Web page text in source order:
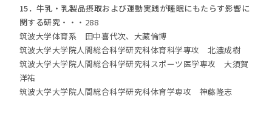
15．牛乳・乳製品摂取および運動実践が睡眠にもたらす影響に
関する研究 ・・・288
筑波大学体育系 田中喜代次、大藏倫博
筑波大学大学院人間総合科学研究科体育科学専攻 北濃成樹
筑波大学大学院人間総合科学研究科スポーツ医学専攻 大須賀
洋祐
筑波大学大学院人間総合科学研究科体育学専攻 神藤隆志